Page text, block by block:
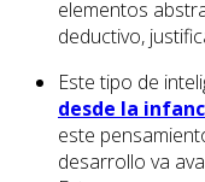
elementos
deductivo,
Este tipo de
desde la
este
desarrollo va